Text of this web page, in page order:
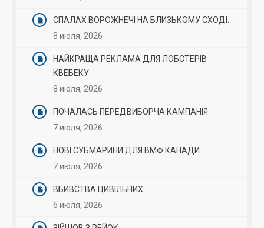
СПАЛАХ ВОРОЖНЕЧІ НА БЛИЗЬКОМУ СХОДІ.
8 июля, 2026
НАЙКРАЩА РЕКЛАМА ДЛЯ ЛОБСТЕРІВ
КВЕБЕКУ.
8 июля, 2026
ПОЧАЛАСЬ ПЕРЕДВИБОРЧА КАМПАНІЯ.
7 июля, 2026
НОВІ СУБМАРИНИ ДЛЯ ВМФ КАНАДИ.
7 июля, 2026
ВБИВСТВА ЦИВІЛЬНИХ.
6 июля, 2026